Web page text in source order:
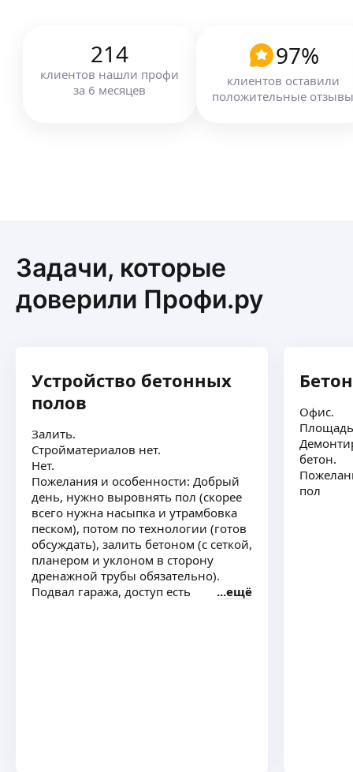
214
клиентов нашли профи
за 6 месяцев
97%
клиентов оставили
положительные отзывы
Задачи, которые
доверили Профи.ру
Устройство бетонных
полов
Залить.
Стройматериалов нет.
Нет.
Пожелания и особенности: Добрый
день, нужно выровнять пол (скорее
всего нужна насыпка и утрамбовка
песком), потом по технологии (готов
обсуждать), залить бетоном (с сеткой,
планером и уклоном в сторону
дренажной трубы обязательно).
Подвал гаража, доступ есть
ещё
Офис.
бетон.
пол